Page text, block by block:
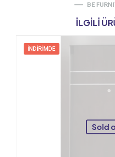
BE
İLGILI
İNDIRIMDE
Sold